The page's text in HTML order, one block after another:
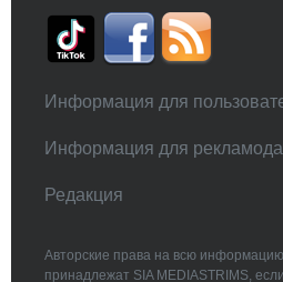
Информация для
Информация для
Редакция
Авторские права на всю
принадлежат SIA MEDIASTRIMS,